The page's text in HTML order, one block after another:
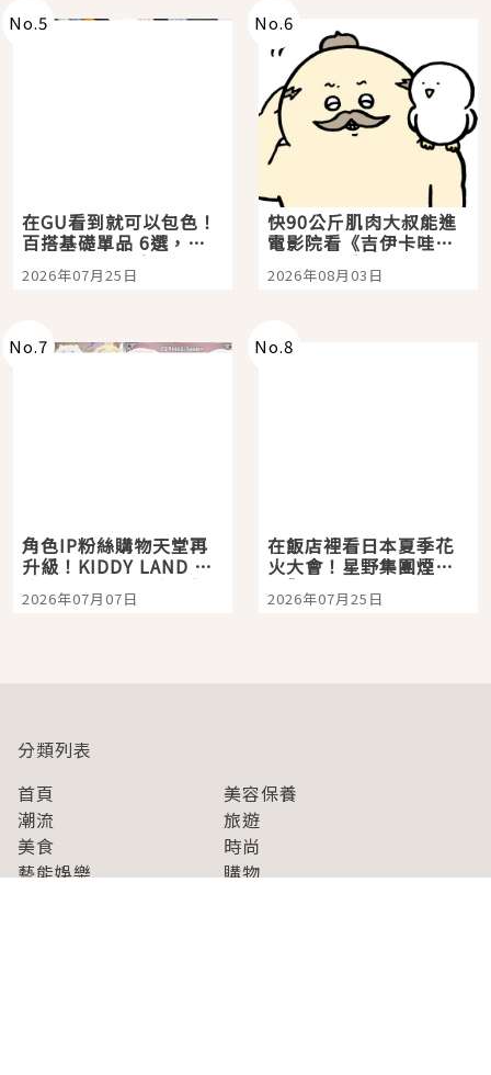
No.5
在GU看到就可以包色！
百搭基礎單品 6選，閉
眼全收也不心疼
2026年07月25日
No.6
快90公斤肌肉大叔能進
電影院看《吉伊卡哇》
嗎？日本重金屬樂團
「打首」會長與nagano
2026年08月03日
No.7
角色IP粉絲購物天堂再
升級！KIDDY LAND 原
宿店吉伊卡哇迎客，新
開幕 OMOKADO 店3分
2026年07月07日
No.8
在飯店裡看日本夏季花
火大會！星野集團煙火
景觀飯店6選，讓你不用
人擠人悠閒欣賞
2026年07月25日
分類列表
首頁
美容保養
潮流
旅遊
美食
時尚
藝能娛樂
購物